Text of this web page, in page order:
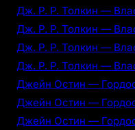
Дж. Р. Р. Толкин —
Дж. Р. Р. Толкин —
Дж. Р. Р. Толкин —
Дж. Р. Р. Толкин —
Джейн Остин —
Джейн Остин —
Джейн Остин —